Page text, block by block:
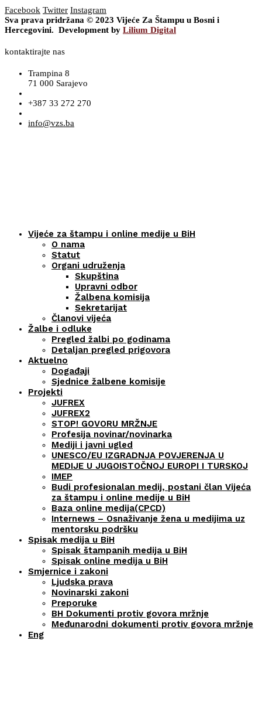
Facebook Twitter Instagram
Sva prava pridržana © 2023 Vijeće Za Štampu u Bosni i
Hercegovini. Development by Lilium Digital
kontaktirajte nas
Trampina 8
71 000 Sarajevo
+387 33 272 270
info@vzs.ba
Vijeće za štampu i online medije u BiH
O nama
Statut
Organi udruženja
Skupština
Upravni odbor
Žalbena komisija
Sekretarijat
Članovi vijeća
Žalbe i odluke
Pregled žalbi po godinama
Detaljan pregled prigovora
Aktuelno
Događaji
Sjednice žalbene komisije
Projekti
JUFREX
JUFREX2
STOP! GOVORU MRŽNJE
Profesija novinar/novinarka
Mediji i javni ugled
UNESCO/EU IZGRADNJA POVJERENJA U
MEDIJE U JUGOISTOČNOJ EUROPI I TURSKOJ
IMEP
Budi profesionalan medij, postani član Vijeća
za štampu i online medije u BiH
Baza online medija(CPCD)
Internews – Osnaživanje žena u medijima uz
mentorsku podršku
Spisak medija u BiH
Spisak štampanih medija u BiH
Spisak online medija u BiH
Smjernice i zakoni
Ljudska prava
Novinarski zakoni
Preporuke
BH Dokumenti protiv govora mržnje
Međunarodni dokumenti protiv govora mržnje
Eng